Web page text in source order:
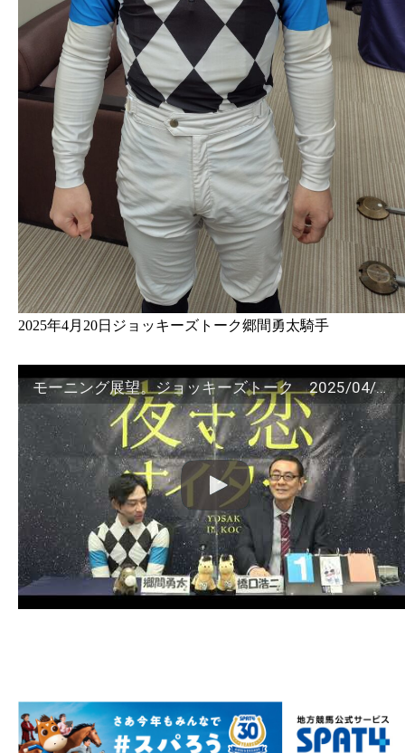
2025年4月20日ジョッキーズトーク郷間勇太騎手
モーニング展望。ジョッキーズトーク 2025/04/20